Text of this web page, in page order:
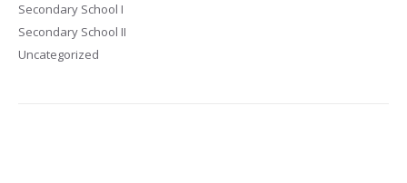
Secondary School I
Secondary School II
Uncategorized